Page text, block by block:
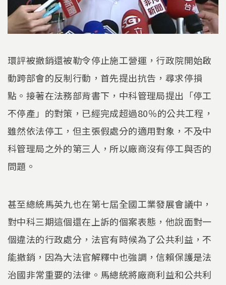
環評被撤銷還被勒令停止施工營運，行政院開始啟
動跨部會的反制行動，首先提出抗告，尋求停損
點。接著在法務部背書下，中科管理局提出「停工
不停產」的對策，已經完成超過80％的公共工程，
雖然依法停工，但主張假處分的適用對象，不及中
科管理局之外的第三人，所以廠商沒有停工與否的
問題。
甚至總統馬英九也在第七屆全國工業發展會議中，
對中科三期這個還在上訴的個案表態，他說面對一
個違法的行政處分，法官有時候為了公共利益，不
能撤銷，因為大法官解釋中也強調，信賴保護是法
治國非常重要的法律。馬總統將廠商利益和公共利